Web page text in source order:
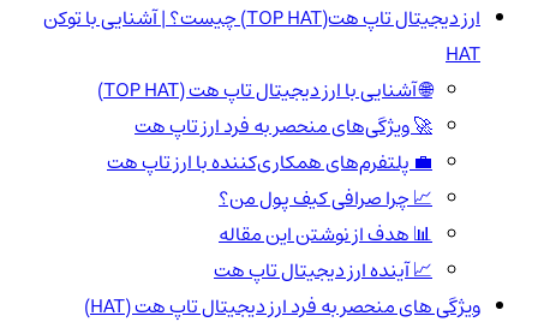
ارز دیجیتال تاپ هت(TOP HAT) چیست؟ | آشنایی با توکن
HAT
🌐 آشنایی با ارز دیجیتال تاپ هت (TOP HAT)
🚀 ویژگی‌های منحصر به فرد ارز تاپ هت
💼 پلتفرم‌های همکاری‌کننده با ارز تاپ هت
📈 چرا صرافی کیف پول من؟
📊 هدف از نوشتن این مقاله
📈 آینده ارز دیجیتال تاپ هت
ویژگی های منحصر به فرد ارز دیجیتال تاپ هت (HAT)